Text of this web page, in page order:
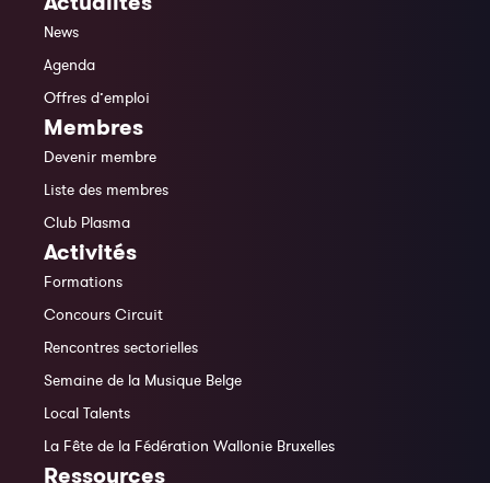
News
Agenda
Offres d’emploi
Membres
Devenir membre
Liste des membres
Club Plasma
Activités
Formations
Concours Circuit
Rencontres sectorielles
Semaine de la Musique Belge
Local Talents
La Fête de la Fédération Wallonie Bruxelles
Ressources